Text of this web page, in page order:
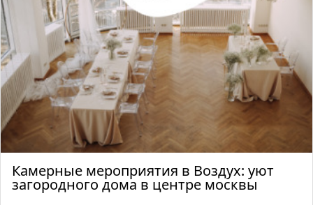
Камерные мероприятия в Воздух: уют
загородного дома в центре москвы